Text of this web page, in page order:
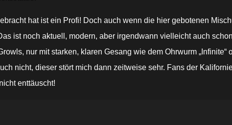
hat ist ein Profi! Doch auch wenn die hier gebotenen
ist noch aktuell, modern, aber irgendwann vielleicht auch
nur mit starken, klaren Gesang wie dem Ohrwurm „Infinite“
nicht, dieser stört mich dann zeitweise sehr. Fans der
enttäuscht!